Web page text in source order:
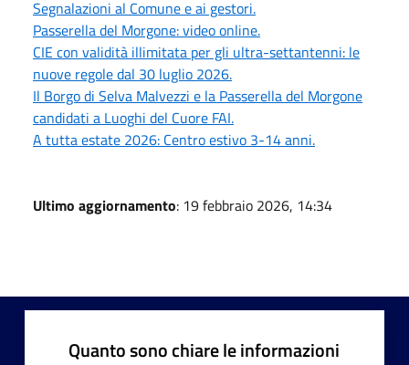
Segnalazioni al Comune e ai gestori.
Passerella del Morgone: video online.
CIE con validità illimitata per gli ultra-settantenni: le
nuove regole dal 30 luglio 2026.
Il Borgo di Selva Malvezzi e la Passerella del Morgone
candidati a Luoghi del Cuore FAI.
A tutta estate 2026: Centro estivo 3-14 anni.
Ultimo aggiornamento: 19 febbraio 2026, 14:34
Quanto sono chiare le informazioni